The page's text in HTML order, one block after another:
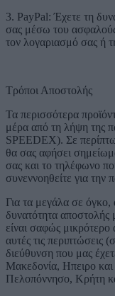
3. PayPal: Έχετε τη
σας μέσω του
τον λογαριασμό σας ή
Τρόποι Αποστολής
Τα περισσότερα
μέρα από τη λήψη της
SPEEDEX). Σε
θα σας αφήσει
σας και το τηλέφωνο
συνεννοηθείτε για την
Για τα μεγάλα σε όγκο,
δυνατότητα
είναι σαφώς
αυτές τις περιπτώσεις
διεύθυνση που μας
Μακεδονία, Ηπειρο
Πελοπόννησο, Κρήτη